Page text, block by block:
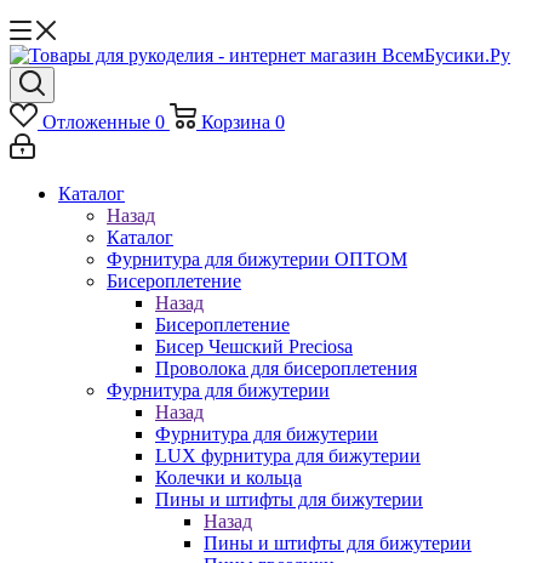
Отложенные 0 Корзина 0
Каталог
Назад
Каталог
Фурнитура для бижутерии ОПТОМ
Бисероплетение
Назад
Бисероплетение
Бисер Чешский Preciosa
Проволока для бисероплетения
Фурнитура для бижутерии
Назад
Фурнитура для бижутерии
LUX фурнитура для бижутерии
Колечки и кольца
Пины и штифты для бижутерии
Назад
Пины и штифты для бижутерии